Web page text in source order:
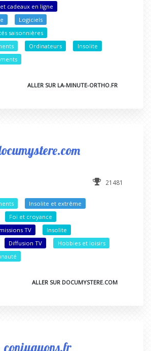
cadeaux en ligne
Logiciels
saisonnières
Ordinateurs
Insolite
ALLER SUR LA-MINUTE-ORTHO.FR
21481
Insolite et extrême
Foi et croyance
TV
Insolite
Diffusion TV
Hobbies et loisirs
ALLER SUR DOCUMYSTERE.COM
conjuguons.fr